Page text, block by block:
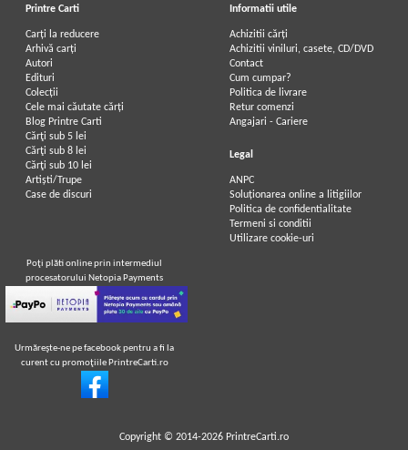
Printre Carti
Carți la reducere
Arhivă carți
Autori
Edituri
Colecții
Cele mai căutate cărți
Blog Printre Carti
Cărţi sub 5 lei
Cărţi sub 8 lei
Cărţi sub 10 lei
Artiști/Trupe
Case de discuri
Informatii utile
Achizitii cărți
Achizitii viniluri, casete, CD/DVD
Contact
Cum cumpar?
Politica de livrare
Retur comenzi
Angajari - Cariere
Legal
ANPC
Soluționarea online a litigiilor
Politica de confidentialitate
Termeni si conditii
Utilizare cookie-uri
Poţi plăti online prin intermediul
procesatorului Netopia Payments
Urmăreşte-ne pe facebook pentru a fi la
curent cu promoţiile PrintreCarti.ro
Copyright © 2014-2026 PrintreCarti.ro